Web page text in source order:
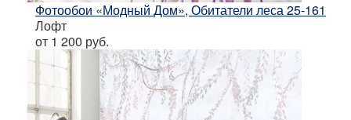
Фотообои «Модный Дом», Обитатели леса 25-161
Лофт
от 1 200 руб.